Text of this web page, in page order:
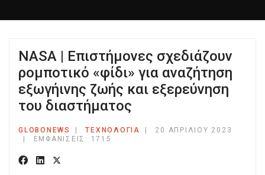
NASA | Επιστήμονες σχεδιάζουν
ρομποτικό «φίδι» για αναζήτηση
εξωγήινης ζωής και εξερεύνηση
του διαστήματος
GLOBONEWS ΤΕΧΝΟΛΟΓΙΑ
20 ΑΠΡΙΛΊΟΥ 2023
ΕΜΦΑΝΊΣΕΙΣ: 1715